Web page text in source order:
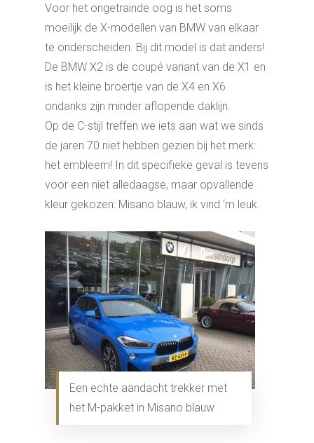
Voor het ongetrainde oog is het soms
moeilijk de X-modellen van BMW van elkaar
te onderscheiden. Bij dit model is dat anders!
De BMW X2 is de coupé variant van de X1 en
is het kleine broertje van de X4 en X6
ondanks zijn minder aflopende daklijn.
Op de C-stijl treffen we iets aan wat we sinds
de jaren 70 niet hebben gezien bij het merk:
het embleem! In dit specifieke geval is tevens
voor een niet alledaagse, maar opvallende
kleur gekozen: Misano blauw, ik vind ‘m leuk.
Een echte aandacht trekker met
het M-pakket in Misano blauw